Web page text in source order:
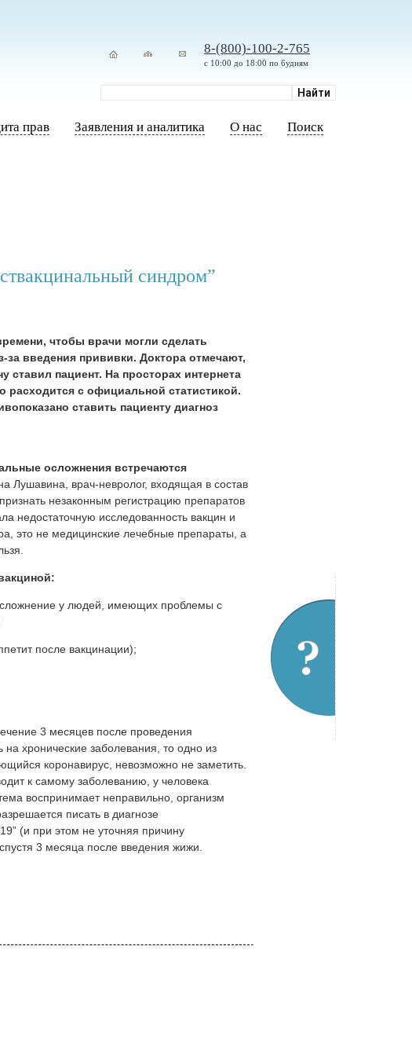
8-(800)-100-2-765
с 10:00 до 18:00 по будням
прав Заявления и аналитика О нас Поиск
синдром”
чтобы врачи могли сделать
введения прививки. Доктора отмечают,
ставил пациент. На просторах интернета
расходится с официальной статистикой.
ставить пациенту диагноз
осложнения встречаются
Лушавина, врач-невролог, входящая в состав
незаконным регистрацию препаратов
недостаточную исследованность вакцин и
это не медицинские лечебные препараты, а
у людей, имеющих проблемы с
после вакцинации);
3 месяцев после проведения
хронические заболевания, то одно из
коронавирус, невозможно не заметить.
к самому заболеванию, у человека
воспринимает неправильно, организм
писать в диагнозе
(и при этом не уточняя причину
3 месяца после введения жижи.